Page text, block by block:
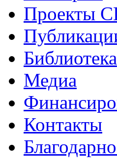
Проекты
Библиотека
Медиа
Контакты